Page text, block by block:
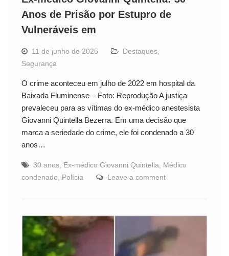
Anos de Prisão por Estupro de
Vulneráveis em
11 de junho de 2025 Destaques,
Segurança
O crime aconteceu em julho de 2022 em hospital da
Baixada Fluminense – Foto: Reprodução A justiça
prevaleceu para as vítimas do ex-médico anestesista
Giovanni Quintella Bezerra. Em uma decisão que
marca a seriedade do crime, ele foi condenado a 30
anos…
30 anos, Ex-médico Giovanni Quintella
Médico
condenado
Polícia Leave a comment